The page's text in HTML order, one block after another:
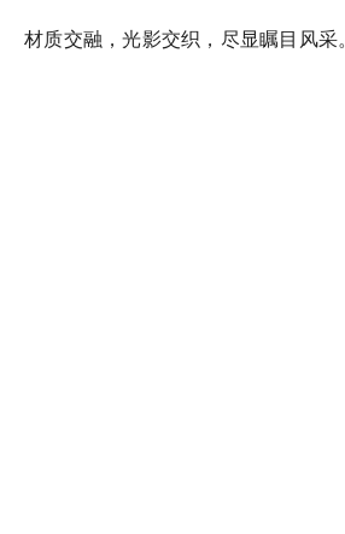
材质交融，光影交织，尽显瞩目风采。